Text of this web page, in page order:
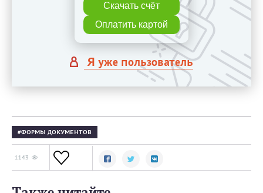
Скачать счёт
Оплатить картой
Я уже пользователь
ФОРМЫ ДОКУМЕНТОВ
1143